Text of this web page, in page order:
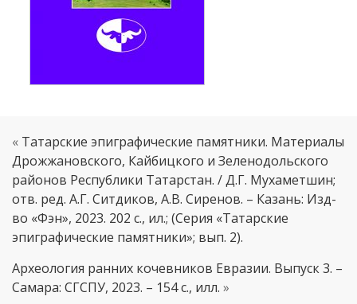
« Татарские эпиграфические памятники. Материалы
Дрожжановского, Кайбицкого и Зеленодольского
районов Республики Татарстан. / Д.Г. Мухаметшин;
отв. ред. А.Г. Ситдиков, А.В. Сиренов. – Казань: Изд-
во «Фэн», 2023. 202 с., ил.; (Серия «Татарские
эпиграфические памятники»; вып. 2).
Археология ранних кочевников Евразии. Выпуск 3. –
Самара: СГСПУ, 2023. – 154 с., илл. »